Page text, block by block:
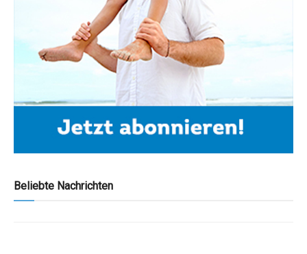
Beliebte Nachrichten